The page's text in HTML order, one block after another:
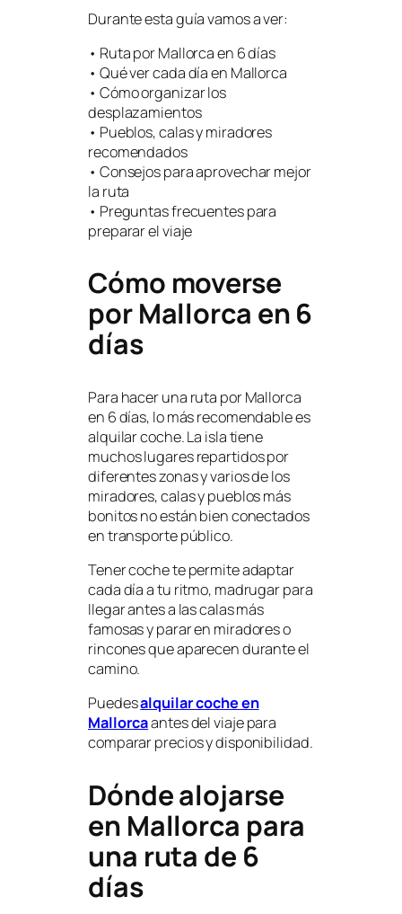
Durante esta guía vamos a ver:
• Ruta por Mallorca en 6 días
• Qué ver cada día en Mallorca
• Cómo organizar los
desplazamientos
• Pueblos, calas y miradores
recomendados
• Consejos para aprovechar mejor
la ruta
• Preguntas frecuentes para
preparar el viaje
Cómo moverse
por Mallorca en 6
días
Para hacer una ruta por Mallorca
en 6 días, lo más recomendable es
alquilar coche. La isla tiene
muchos lugares repartidos por
diferentes zonas y varios de los
miradores, calas y pueblos más
bonitos no están bien conectados
en transporte público.
Tener coche te permite adaptar
cada día a tu ritmo, madrugar para
llegar antes a las calas más
famosas y parar en miradores o
rincones que aparecen durante el
camino.
Puedesalquilar coche en
Mallorcaantes del viaje para
comparar precios y disponibilidad.
Dónde alojarse
en Mallorca para
una ruta de 6
días